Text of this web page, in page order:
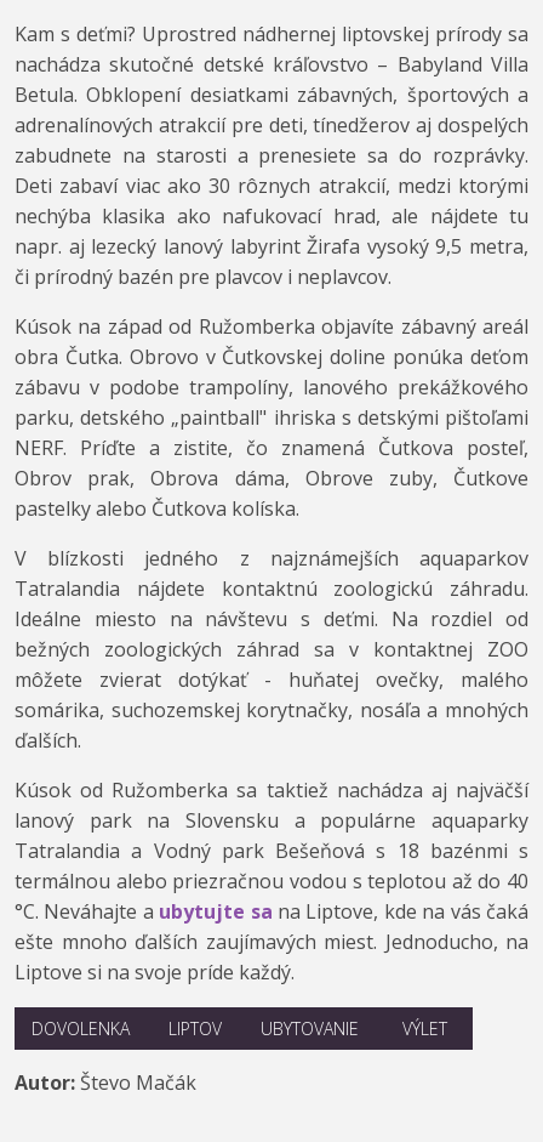
Kam s deťmi? Uprostred nádhernej liptovskej prírody sa
nachádza skutočné detské kráľovstvo – Babyland Villa
Betula. Obklopení desiatkami zábavných, športových a
adrenalínových atrakcií pre deti, tínedžerov aj dospelých
zabudnete na starosti a prenesiete sa do rozprávky.
Deti zabaví viac ako 30 rôznych atrakcií, medzi ktorými
nechýba klasika ako nafukovací hrad, ale nájdete tu
napr. aj lezecký lanový labyrint Žirafa vysoký 9,5 metra,
či prírodný bazén pre plavcov i neplavcov.
Kúsok na západ od Ružomberka objavíte zábavný areál
obra Čutka. Obrovo v Čutkovskej doline ponúka deťom
zábavu v podobe trampolíny, lanového prekážkového
parku, detského „paintball" ihriska s detskými pištoľami
NERF. Príďte a zistite, čo znamená Čutkova posteľ,
Obrov prak, Obrova dáma, Obrove zuby, Čutkove
pastelky alebo Čutkova kolíska.
V blízkosti jedného z najznámejších aquaparkov
Tatralandia nájdete kontaktnú zoologickú záhradu.
Ideálne miesto na návštevu s deťmi. Na rozdiel od
bežných zoologických záhrad sa v kontaktnej ZOO
môžete zvierat dotýkať - huňatej ovečky, malého
somárika, suchozemskej korytnačky, nosáľa a mnohých
ďalších.
Kúsok od Ružomberka sa taktiež nachádza aj najväčší
lanový park na Slovensku a populárne aquaparky
Tatralandia a Vodný park Bešeňová s 18 bazénmi s
termálnou alebo priezračnou vodou s teplotou až do 40
°C. Neváhajte a ubytujte sa na Liptove, kde na vás čaká
ešte mnoho ďalších zaujímavých miest. Jednoducho, na
Liptove si na svoje príde každý.
DOVOLENKA LIPTOV UBYTOVANIE VÝLET
Autor: Števo Mačák